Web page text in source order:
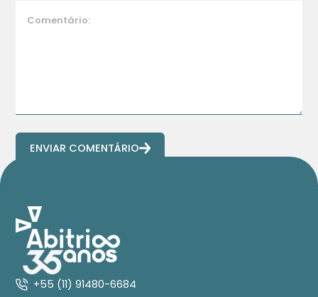
ENVIAR COMENTÁRIO
+55 (11) 91480-6684